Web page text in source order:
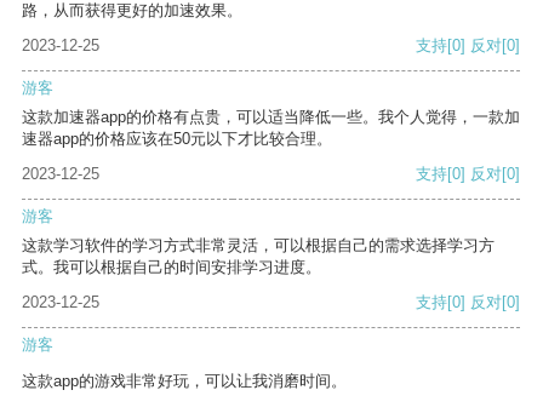
路，从而获得更好的加速效果。
2023-12-25
支持[0] 反对[0]
游客
这款加速器app的价格有点贵，可以适当降低一些。我个人觉得，一款加
速器app的价格应该在50元以下才比较合理。
2023-12-25
支持[0] 反对[0]
游客
这款学习软件的学习方式非常灵活，可以根据自己的需求选择学习方
式。我可以根据自己的时间安排学习进度。
2023-12-25
支持[0] 反对[0]
游客
这款app的游戏非常好玩，可以让我消磨时间。